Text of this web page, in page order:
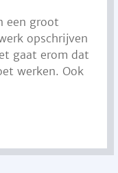
een groot
opschrijven
gaat erom dat
werken. Ook